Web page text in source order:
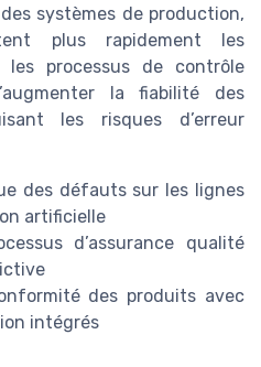
systèmes de production,
plus rapidement les
les processus de contrôle
la fiabilité des
les risques d’erreur
des défauts sur les lignes
artificielle
d’assurance qualité
des produits avec
intégrés